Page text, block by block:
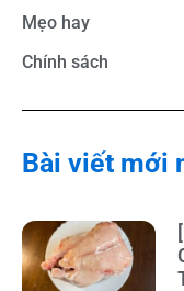
Mẹo hay
Chính sách
Bài viết mới